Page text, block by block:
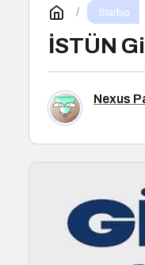
Startup
İSTÜN
Nexus